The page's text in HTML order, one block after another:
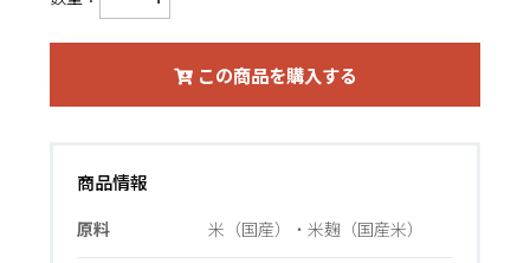
この商品を購入する
商品情報
原料 米（国産）・米麹（国産米）